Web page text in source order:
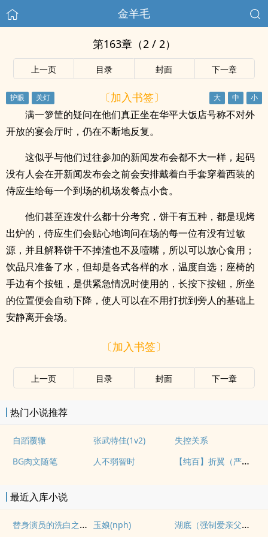
金羊毛
第163章（2 / 2）
上一页 目录 封面 下一章
〔加入书签〕
满一箩筐的疑问在他们真正坐在华平大饭店号称不对外
开放的宴会厅时，仍在不断地反复。
这似乎与他们过往参加的新闻发布会都不大一样，起码
没有人会在开新闻发布会之前会安排戴着白手套穿着西装的
侍应生给每一个到场的机场发餐点小食。
他们甚至连发什么都十分考究，饼干有五种，都是现烤
出炉的，侍应生们会贴心地询问在场的每一位有没有过敏
源，并且解释饼干不掉渣也不及噎嘴，所以可以放心食用；
饮品只准备了水，但却是各式各样的水，温度自选；座椅的
手边有个按钮，是供紧急情况时使用的，长按下按钮，所坐
的位置便会自动下降，使人可以在不用打扰到旁人的基础上
安静离开会场。
〔加入书签〕
上一页 目录 封面 下一章
热门小说推荐
自蹈覆辙 张武特佳(1v2)
失控关系
BG肉文随笔
人不弱智时 【纯百】折翼（严厉上司是小鸟）
最近入库小说
替身演员的洗白之路(nph) 玉娘(nph) 湖底（强制爱亲父女）